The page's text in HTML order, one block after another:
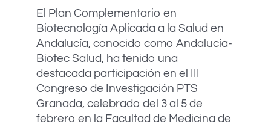
El Plan Complementario en
Biotecnología Aplicada a la Salud en
Andalucía, conocido como Andalucía-
Biotec Salud, ha tenido una
destacada participación en el III
Congreso de Investigación PTS
Granada, celebrado del 3 al 5 de
febrero en la Facultad de Medicina de